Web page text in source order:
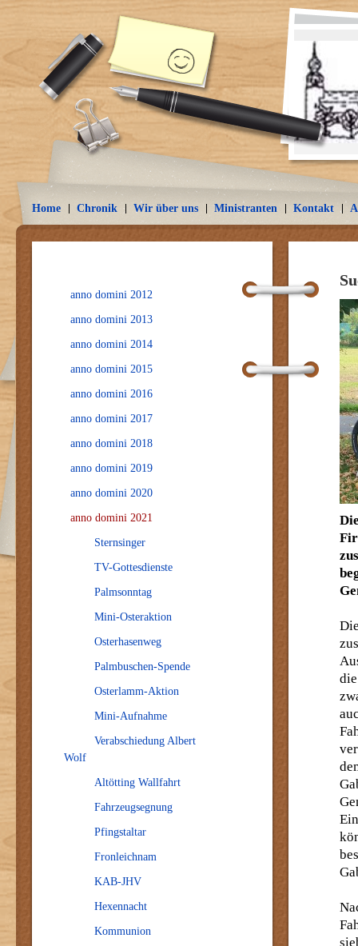
Home Chronik Wir über uns Ministranten Kontakt
anno domini 2012
anno domini 2013
anno domini 2014
anno domini 2015
anno domini 2016
anno domini 2017
anno domini 2018
anno domini 2019
anno domini 2020
anno domini 2021
Sternsinger
TV-Gottesdienste
Palmsonntag
Mini-Osteraktion
Osterhasenweg
Palmbuschen-Spende
Osterlamm-Aktion
Mini-Aufnahme
Verabschiedung Albert
Wolf
Altötting Wallfahrt
Fahrzeugsegnung
Pfingstaltar
Fronleichnam
KAB-JHV
Hexennacht
Kommunion